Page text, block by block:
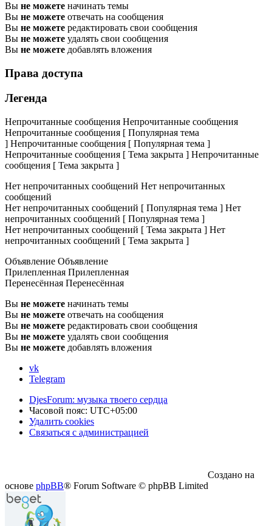
Вы не можете начинать темы
Вы не можете отвечать на сообщения
Вы не можете редактировать свои сообщения
Вы не можете удалять свои сообщения
Вы не можете добавлять вложения
Права доступа
Легенда
Непрочитанные сообщения Непрочитанные сообщения
Непрочитанные сообщения [ Популярная тема
] Непрочитанные сообщения [ Популярная тема ]
Непрочитанные сообщения [ Тема закрыта ] Непрочитанные
сообщения [ Тема закрыта ]
Нет непрочитанных сообщений Нет непрочитанных
сообщений
Нет непрочитанных сообщений [ Популярная тема ] Нет
непрочитанных сообщений [ Популярная тема ]
Нет непрочитанных сообщений [ Тема закрыта ] Нет
непрочитанных сообщений [ Тема закрыта ]
Объявление Объявление
Прилепленная Прилепленная
Перенесённая Перенесённая
Вы не можете начинать темы
Вы не можете отвечать на сообщения
Вы не можете редактировать свои сообщения
Вы не можете удалять свои сообщения
Вы не можете добавлять вложения
vk
Telegram
DjesForum: музыка твоего сердца
Часовой пояс: UTC+05:00
Удалить cookies
Связаться с администрацией
Создано на
основе phpBB® Forum Software © phpBB Limited